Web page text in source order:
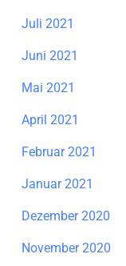
Juli 2021
Juni 2021
Mai 2021
April 2021
Februar 2021
Januar 2021
Dezember 2020
November 2020